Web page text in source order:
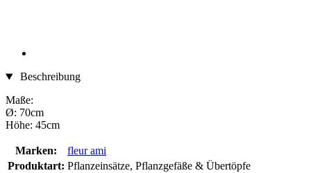
Beschreibung
Maße:
Ø: 70cm
Höhe: 45cm
Marken:
fleur ami
Produktart: Pflanzeinsätze, Pflanzgefäße & Übertöpfe